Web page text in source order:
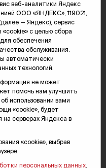
28А
веб-аналитики Яндекс
ООО «ЯНДЕКС», 119021,
— Яндекс), сервис
с целью сбора
обеспечения
обслуживания.
автоматически
технологий.
не может
помочь нам улучшить
использовании вами
«cookie», будет
на серверах Яндекса в
«cookie», выбрав
персональных данных